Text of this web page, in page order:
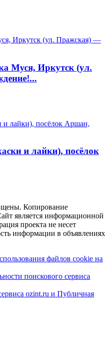
Муся, Иркутск (ул.
и лайки), посёлок
Копирование
является информационной
проекта не несет
информации в объявлениях
файлов cookie на
поискового сервиса
ozint.ru и Публичная